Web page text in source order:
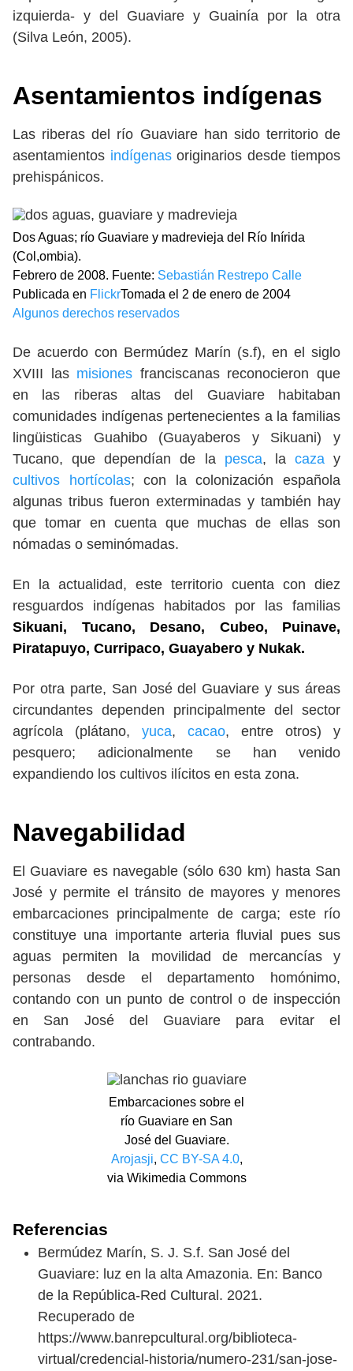
izquierda- y del Guaviare y Guainía por la otra
(Silva León, 2005).
Asentamientos indígenas
Las riberas del río Guaviare han sido territorio de
asentamientos indígenas originarios desde tiempos
prehispánicos.
Dos Aguas; río Guaviare y madrevieja del Río Inírida
(Col,ombia).
Febrero de 2008. Fuente: Sebastián Restrepo Calle
Publicada en FlickrTomada el 2 de enero de 2004
Algunos derechos reservados
De acuerdo con Bermúdez Marín (s.f), en el siglo
XVIII las misiones franciscanas reconocieron que
en las riberas altas del Guaviare habitaban
comunidades indígenas pertenecientes a la familias
lingüisticas Guahibo (Guayaberos y Sikuani) y
Tucano, que dependían de la pesca, la caza y
cultivos hortícolas; con la colonización española
algunas tribus fueron exterminadas y también hay
que tomar en cuenta que muchas de ellas son
nómadas o seminómadas.
En la actualidad, este territorio cuenta con diez
resguardos indígenas habitados por las familias
Sikuani, Tucano, Desano, Cubeo, Puinave,
Piratapuyo, Curripaco, Guayabero y Nukak.
Por otra parte, San José del Guaviare y sus áreas
circundantes dependen principalmente del sector
agrícola (plátano, yuca, cacao, entre otros) y
pesquero; adicionalmente se han venido
expandiendo los cultivos ilícitos en esta zona.
Navegabilidad
El Guaviare es navegable (sólo 630 km) hasta San
José y permite el tránsito de mayores y menores
embarcaciones principalmente de carga; este río
constituye una importante arteria fluvial pues sus
aguas permiten la movilidad de mercancías y
personas desde el departamento homónimo,
contando con un punto de control o de inspección
en San José del Guaviare para evitar el
contrabando.
Embarcaciones sobre el
río Guaviare en San
José del Guaviare.
Arojasji, CC BY-SA 4.0,
via Wikimedia Commons
Referencias
Bermúdez Marín, S. J. S.f. San José del
Guaviare: luz en la alta Amazonia. En: Banco
de la República-Red Cultural. 2021.
Recuperado de
https://www.banrepcultural.org/biblioteca-
virtual/credencial-historia/numero-231/san-jose-